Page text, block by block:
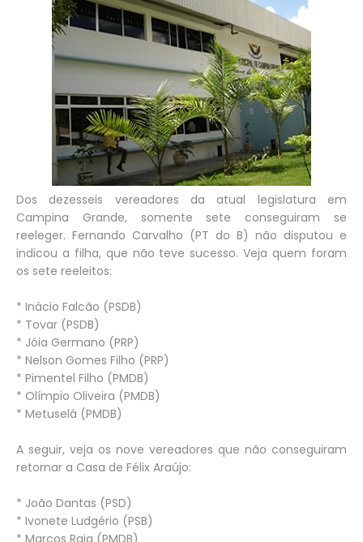
Dos dezesseis vereadores da atual legislatura em
Campina Grande, somente sete conseguiram se
reeleger. Fernando Carvalho (PT do B) não disputou e
indicou a filha, que não teve sucesso. Veja quem foram
os sete reeleitos:
* Inácio Falcão (PSDB)
* Tovar (PSDB)
* Jóia Germano (PRP)
* Nelson Gomes Filho (PRP)
* Pimentel Filho (PMDB)
* Olímpio Oliveira (PMDB)
* Metuselá (PMDB)
A seguir, veja os nove vereadores que não conseguiram
retornar a Casa de Félix Araújo:
* João Dantas (PSD)
* Ivonete Ludgério (PSB)
* Marcos Raia (PMDB)